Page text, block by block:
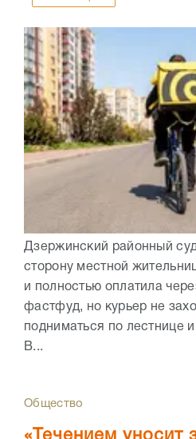
Дзержинский районный
сторону местной
и полностью оплатила
фастфуд, но курьер не
подниматься по лестнице
В...
Общество
«Течением уносит